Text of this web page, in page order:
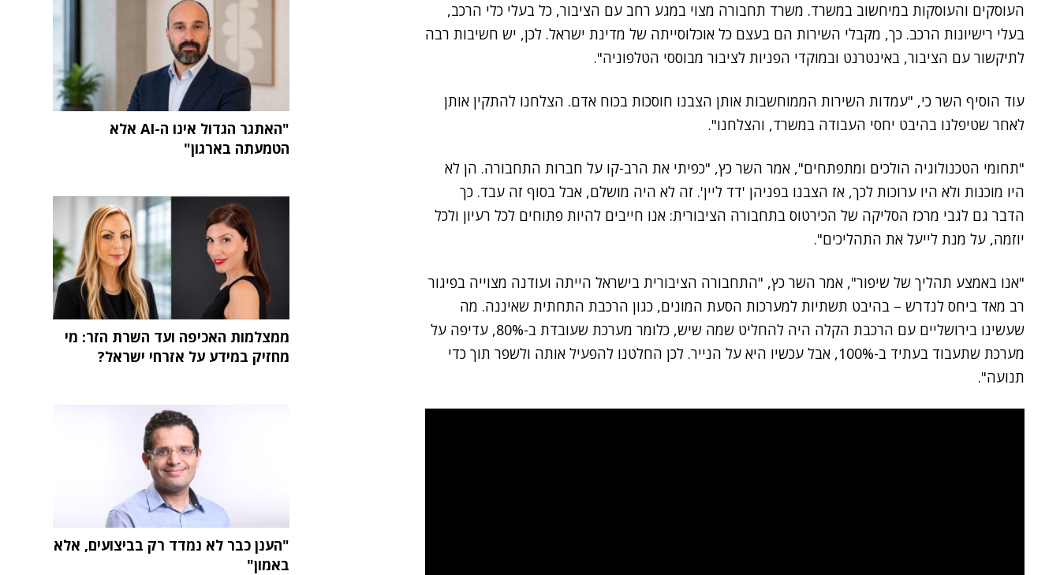
העוסקים והעוסקות במיחשוב במשרד. משרד תחבורה מצוי במגע רחב עם הציבור, כל בעלי כלי הרכב,
בעלי רישיונות הרכב. כך, מקבלי השירות הם בעצם כל אוכלוסייתה של מדינת ישראל. לכן, יש חשיבות רבה
לתיקשור עם הציבור, באינטרנט ובמוקדי הפניות לציבור מבוססי הטלפוניה".
עוד הוסיף השר כי, "עמדות השירות הממוחשבות אותן הצבנו חוסכות בכוח אדם. הצלחנו להתקין אותן
לאחר שטיפלנו בהיבט יחסי העבודה במשרד, והצלחנו".
"תחומי הטכנולוגיה הולכים ומתפתחים", אמר השר כץ, "כפיתי את הרב-קו על חברות התחבורה. הן לא
היו מוכנות ולא היו ערוכות לכך, אז הצבנו בפניהן 'דד ליין'. זה לא היה מושלם, אבל בסוף זה עבד. כך
הדבר גם לגבי מרכז הסליקה של הכירטוס בתחבורה הציבורית: אנו חייבים להיות פתוחים לכל רעיון ולכל
יוזמה, על מנת לייעל את התהליכים".
"אנו באמצע תהליך של שיפור", אמר השר כץ, "התחבורה הציבורית בישראל הייתה ועודנה מצוייה בפיגור
רב מאד ביחס לנדרש – בהיבט תשתיות למערכות הסעת המונים, כגון הרכבת התחתית שאיננה. מה
שעשינו בירושליים עם הרכבת הקלה היה להחליט שמה שיש, כלומר מערכת שעובדת ב-80%, עדיפה על
מערכת שתעבוד בעתיד ב-100%, אבל עכשיו היא על הנייר. לכן החלטנו להפעיל אותה ולשפר תוך כדי
תנועה".
"האתגר הגדול אינו ה-AI אלא
הטמעתה בארגון"
ממצלמות האכיפה ועד השרת הזר: מי
מחזיק במידע על אזרחי ישראל?
"הענן כבר לא נמדד רק בביצועים, אלא
באמון"